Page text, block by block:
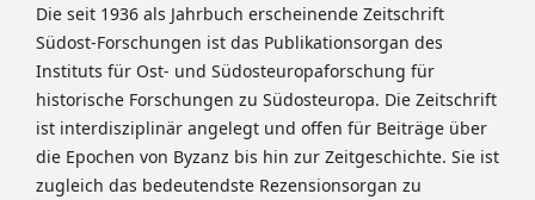
Die seit 1936 als Jahrbuch erscheinende Zeitschrift
Südost-Forschungen ist das Publikationsorgan des
Instituts für Ost- und Südosteuropaforschung für
historische Forschungen zu Südosteuropa. Die Zeitschrift
ist interdisziplinär angelegt und offen für Beiträge über
die Epochen von Byzanz bis hin zur Zeitgeschichte. Sie ist
zugleich das bedeutendste Rezensionsorgan zu